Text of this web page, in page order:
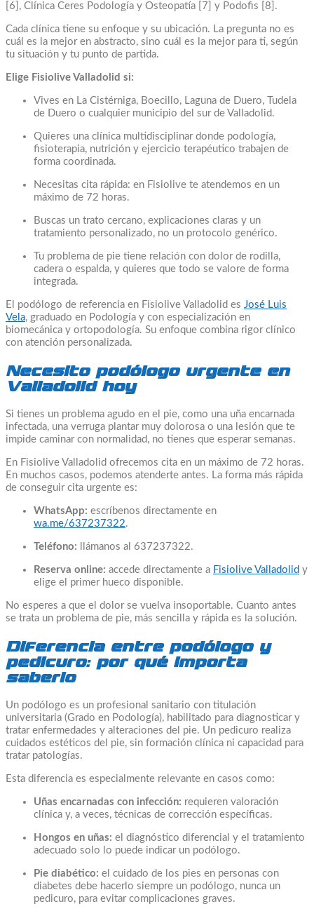
[6], Clínica Ceres Podología y Osteopatía [7] y Podofis [8].
Cada clínica tiene su enfoque y su ubicación. La pregunta no es
cuál es la mejor en abstracto, sino cuál es la mejor para ti, según
tu situación y tu punto de partida.
Elige Fisiolive Valladolid si:
Vives en La Cistérniga, Boecillo, Laguna de Duero, Tudela
de Duero o cualquier municipio del sur de Valladolid.
Quieres una clínica multidisciplinar donde podología,
fisioterapia, nutrición y ejercicio terapéutico trabajen de
forma coordinada.
Necesitas cita rápida: en Fisiolive te atendemos en un
máximo de 72 horas.
Buscas un trato cercano, explicaciones claras y un
tratamiento personalizado, no un protocolo genérico.
Tu problema de pie tiene relación con dolor de rodilla,
cadera o espalda, y quieres que todo se valore de forma
integrada.
El podólogo de referencia en Fisiolive Valladolid es José Luis
Vela, graduado en Podología y con especialización en
biomecánica y ortopodología. Su enfoque combina rigor clínico
con atención personalizada.
Necesito podólogo urgente en
Valladolid hoy
Si tienes un problema agudo en el pie, como una uña encarnada
infectada, una verruga plantar muy dolorosa o una lesión que te
impide caminar con normalidad, no tienes que esperar semanas.
En Fisiolive Valladolid ofrecemos cita en un máximo de 72 horas.
En muchos casos, podemos atenderte antes. La forma más rápida
de conseguir cita urgente es:
WhatsApp: escríbenos directamente en
wa.me/637237322.
Teléfono: llámanos al 637237322.
Reserva online: accede directamente a Fisiolive Valladolid y
elige el primer hueco disponible.
No esperes a que el dolor se vuelva insoportable. Cuanto antes
se trata un problema de pie, más sencilla y rápida es la solución.
Diferencia entre podólogo y
pedicuro: por qué importa
saberlo
Un podólogo es un profesional sanitario con titulación
universitaria (Grado en Podología), habilitado para diagnosticar y
tratar enfermedades y alteraciones del pie. Un pedicuro realiza
cuidados estéticos del pie, sin formación clínica ni capacidad para
tratar patologías.
Esta diferencia es especialmente relevante en casos como:
Uñas encarnadas con infección: requieren valoración
clínica y, a veces, técnicas de corrección específicas.
Hongos en uñas: el diagnóstico diferencial y el tratamiento
adecuado solo lo puede indicar un podólogo.
Pie diabético: el cuidado de los pies en personas con
diabetes debe hacerlo siempre un podólogo, nunca un
pedicuro, para evitar complicaciones graves.